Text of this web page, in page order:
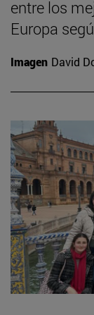
entre los
Europa
Imagen David